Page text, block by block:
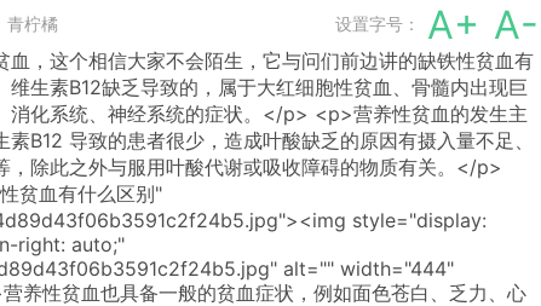
青柠橘 设置字号： A+ A-
，这个相信大家不会陌生，它与问们前边讲的缺铁性贫血有
生素B12缺乏导致的，属于大红细胞性贫血、骨髓内出现巨
消化系统、神经系统的症状。</p> <p>营养性贫血的发生主
B12 导致的患者很少，造成叶酸缺乏的原因有摄入量不足、
，除此之外与服用叶酸代谢或吸收障碍的物质有关。</p>
贫血有什么区别"
style="display:
right: auto;"
alt="" width="444"
性贫血也具备一般的贫血症状，例如面色苍白、乏力、心